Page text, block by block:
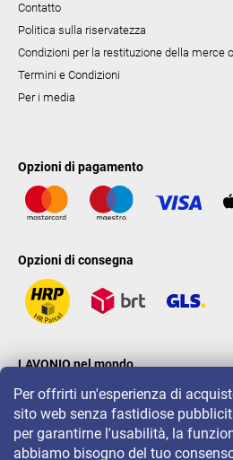
Per offrirti un'esperienza di
sito web senza fastidiose
per garantirne l'usabilità, la
abbiamo bisogno del tuo
Contatto
Politica sulla riservatezza
Condizioni per la restituzione della merce
Termini e Condizioni
Per i media
Opzioni di pagamento
Opzioni di consegna
LAVONIO nel mondo